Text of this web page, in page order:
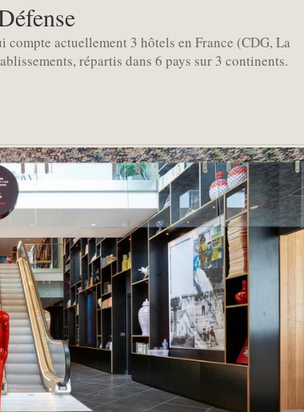
actuellement 3 hôtels en France (CDG, La
répartis dans 6 pays sur 3 continents.